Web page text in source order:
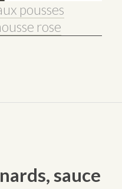
pousses
rose
sauce